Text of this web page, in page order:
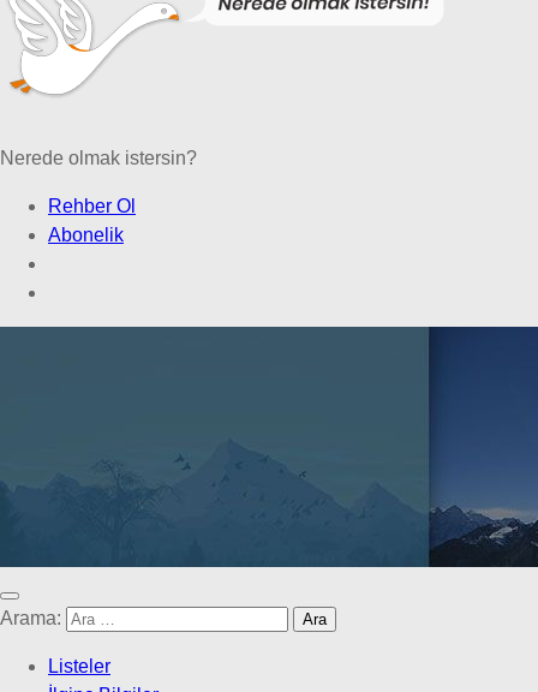
Nerede olmak istersin?
Rehber Ol
Abonelik
Arama:
Listeler